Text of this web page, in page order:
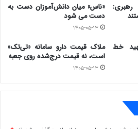
پلیس استان گلستان در برخورد با
اقوام، نمونه‌ای از تعهد انتظامی
صیانت از همبستگی ملی و احترام به
تقدیر و تشکر می‌باشد.
«ناس» میان دانش‌آموزان دست به
دست می شود
۱۴۰۵-۰۵-۱۳
خط
ملاک قیمت دارو سامانه «تی‌تک»
است، نه قیمت درج‌شده روی جعبه
۱۴۰۵-۰۵-۱۳